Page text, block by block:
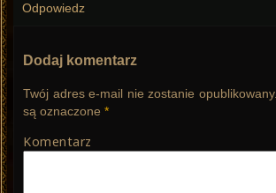
Odpowiedz
Dodaj komentarz
Twój adres e-mail nie zostanie opublikowany.
są oznaczone *
Komentarz